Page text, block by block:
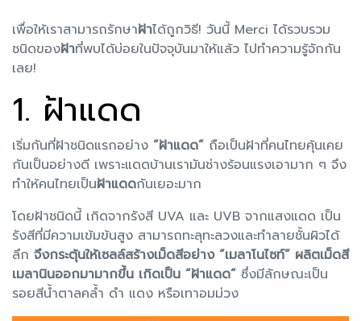
เพื่อให้เราสามารถรักษาฝ้าได้ถูกวิธี! วันนี้ Merci ได้รวบรวม
ชนิดของฝ้าที่พบได้บ่อยในปัจจุบันมาให้แล้ว ไปทำความรู้จักกัน
เลย!
1. ฝ้าแดด
เริ่มกันที่ฝ้าชนิดแรกอย่าง “ฝ้าแดด” ถือเป็นฝ้าที่คนไทยคุ้นเคย
กันเป็นอย่างดี เพราะแดดบ้านเรามันช่างร้อนแรงเอามาก ๆ จึง
ทำให้คนไทยเป็นฝ้าแดดกันเยอะมาก
โดยฝ้าชนิดนี้ เกิดจากรังสี UVA และ UVB จากแสงแดด เป็น
รังสีที่มีความเข้มข้นสูง สามารถทะลุทะลวงและทำลายชั้นผิวได้
ลึก จึงกระตุ้นให้เซลล์สร้างเม็ดสีอย่าง “เมลาโนไซท์” ผลิตเม็ดสี
เมลานินออกมามากขึ้น เกิดเป็น “ฝ้าแดด” ซึ่งมีลักษณะเป็น
รอยสีน้ำตาลคล้ำ ดำ แดง หรือเทาอมม่วง